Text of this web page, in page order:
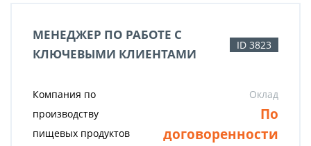
МЕНЕДЖЕР ПО РАБОТЕ С
КЛЮЧЕВЫМИ КЛИЕНТАМИ
ID 3823
Компания по
производству
пищевых продуктов
Оклад
По
договоренности